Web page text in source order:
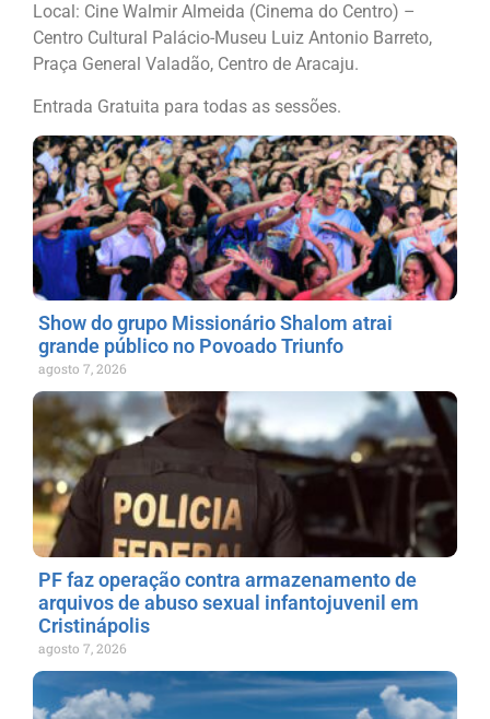
Local: Cine Walmir Almeida (Cinema do Centro) –
Centro Cultural Palácio-Museu Luiz Antonio Barreto,
Praça General Valadão, Centro de Aracaju.
Entrada Gratuita para todas as sessões.
Show do grupo Missionário Shalom atrai
grande público no Povoado Triunfo
agosto 7, 2026
PF faz operação contra armazenamento de
arquivos de abuso sexual infantojuvenil em
Cristinápolis
agosto 7, 2026